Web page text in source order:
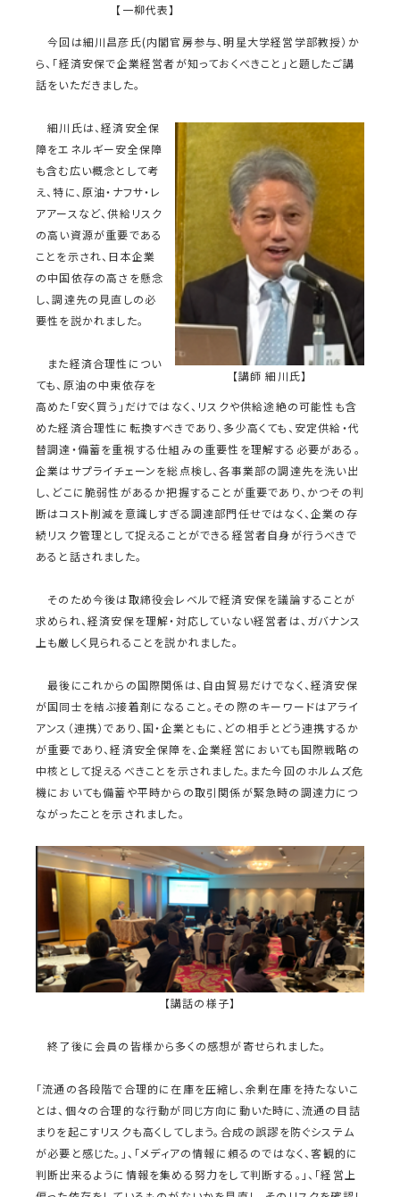
【一柳代表】
今回は細川昌彦氏(内閣官房参与、明星大学経営学部教授）か
ら、「経済安保で企業経営者が知っておくべきこと」と題したご講
話をいただきました。
【講師 細川氏】
細川氏は、経済安全保
障をエネルギー安全保障
も含む広い概念として考
え、特に、原油・ナフサ・レ
アアースなど、供給リスク
の高い資源が重要である
ことを示され、日本企業
の中国依存の高さを懸念
し、調達先の見直しの必
要性を説かれました。
また経済合理性につい
ても、原油の中東依存を
高めた「安く買う」だけではなく、リスクや供給途絶の可能性も含
めた経済合理性に転換すべきであり、多少高くても、安定供給・代
替調達・備蓄を重視する仕組みの重要性を理解する必要がある。
企業はサプライチェーンを総点検し、各事業部の調達先を洗い出
し、どこに脆弱性があるか把握することが重要であり、かつその判
断はコスト削減を意識しすぎる調達部門任せではなく、企業の存
続リスク管理として捉えることができる経営者自身が行うべきで
あると話されました。
そのため今後は取締役会レベルで経済安保を議論することが
求められ、経済安保を理解・対応していない経営者は、ガバナンス
上も厳しく見られることを説かれました。
最後にこれからの国際関係は、自由貿易だけでなく、経済安保
が国同士を結ぶ接着剤になること。その際のキーワードはアライ
アンス（連携）であり、国・企業ともに、どの相手とどう連携するか
が重要であり、経済安全保障を、企業経営においても国際戦略の
中核として捉えるべきことを示されました。また今回のホルムズ危
機においても備蓄や平時からの取引関係が緊急時の調達力につ
ながったことを示されました。
【講話の様子】
終了後に会員の皆様から多くの感想が寄せられました。
「流通の各段階で合理的に在庫を圧縮し、余剰在庫を持たないこ
とは、個々の合理的な行動が同じ方向に動いた時に、流通の目詰
まりを起こすリスクも高くしてしまう。合成の誤謬を防ぐシステム
が必要と感じた。」、「メディアの情報に頼るのではなく、客観的に
判断出来るように情報を集める努力をして判断する。」、「経営上